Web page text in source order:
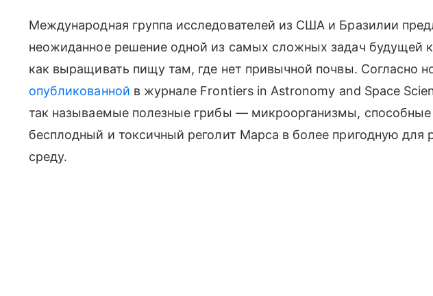
Международная группа исследователей из США и Бразилии
неожиданное решение одной из самых сложных задач будущей
как выращивать пищу там, где нет привычной почвы. Согласно
опубликованной в журнале Frontiers in Astronomy and Space
так называемые полезные грибы — микроорганизмы,
бесплодный и токсичный реголит Марса в более пригодную для
среду.